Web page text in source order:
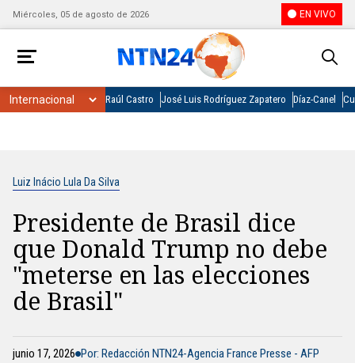
Miércoles, 05 de agosto de 2026 EN VIVO
Raúl Castro José Luis Rodríguez Zapatero Díaz-Canel
Luiz Inácio Lula Da Silva
Presidente de Brasil dice
que Donald Trump no debe
"meterse en las elecciones
de Brasil"
junio 17, 2026 Por: Redacción NTN24-Agencia France Presse - AFP